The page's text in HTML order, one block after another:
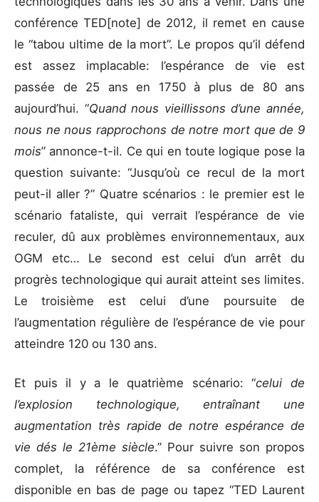
conférence TED[note] de 2012, il remet en cause
le “tabou ultime de la mort”. Le propos qu’il défend
est assez implacable: l’espérance de vie est
passée de 25 ans en 1750 à plus de 80 ans
aujourd’hui. “Quand nous vieillissons d’une année,
nous ne nous rapprochons de notre mort que de 9
mois” annonce-t-il. Ce qui en toute logique pose la
question suivante: “Jusqu’où ce recul de la mort
peut-il aller ?” Quatre scénarios : le premier est le
scénario fataliste, qui verrait l’espérance de vie
reculer, dû aux problèmes environnementaux, aux
OGM etc… Le second est celui d’un arrêt du
progrès technologique qui aurait atteint ses limites.
Le troisième est celui d’une poursuite de
l’augmentation régulière de l’espérance de vie pour
atteindre 120 ou 130 ans.
Et puis il y a le quatrième scénario: “celui de
l’explosion technologique, entraînant une
augmentation très rapide de notre espérance de
vie dés le 21ème siècle.” Pour suivre son propos
complet, la référence de sa conférence est
disponible en bas de page ou tapez “TED Laurent